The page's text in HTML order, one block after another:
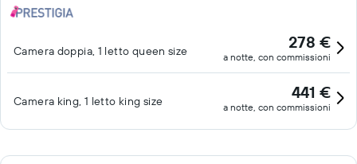
Camera doppia, 1 letto queen size 278 €
a notte, con commissioni
Camera king, 1 letto king size 441 €
a notte, con commissioni